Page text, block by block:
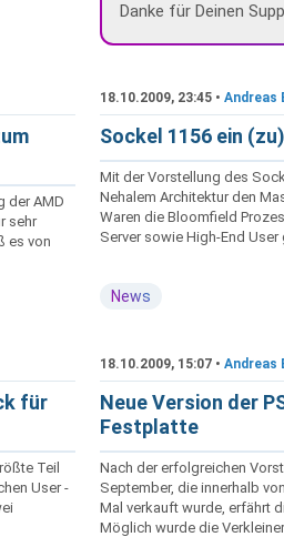
Danke für Deinen
der AMD
sehr
es von
18.10.2009, 23:45 • Andreas
Sockel 1156 ein
Mit der Vorstellung des
Nehalem Architektur den
Waren die Bloomfield
Server sowie High-End User
News
für
Teil
User -
18.10.2009, 15:07 • Andreas
Neue Version der
Festplatte
Nach der erfolgreichen
September, die innerhalb
Mal verkauft wurde, erfährt
Möglich wurde die